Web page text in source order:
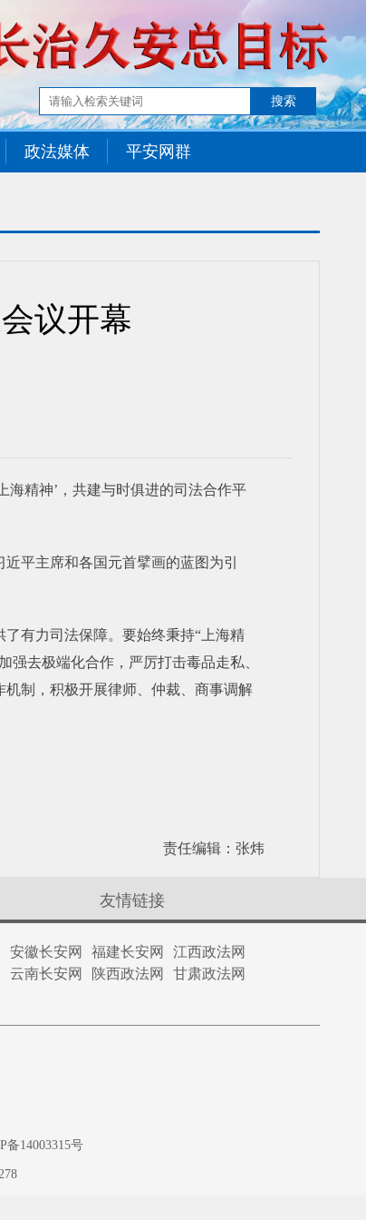
政法媒体 平安网群
议开幕
精神’，共建与时俱进的司法合作平
平主席和各国元首擘画的蓝图为引
有力司法保障。要始终秉持“上海精
去极端化合作，严厉打击毒品走私、
制，积极开展律师、仲裁、商事调解
责任编辑：张炜
安徽长安网 福建长安网
江西政法网
云南长安网 陕西政法网
甘肃政法网
友情链接
14003315号